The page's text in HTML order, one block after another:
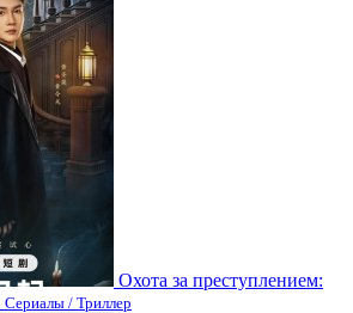
Охота за преступлением:
Сериалы / Триллер